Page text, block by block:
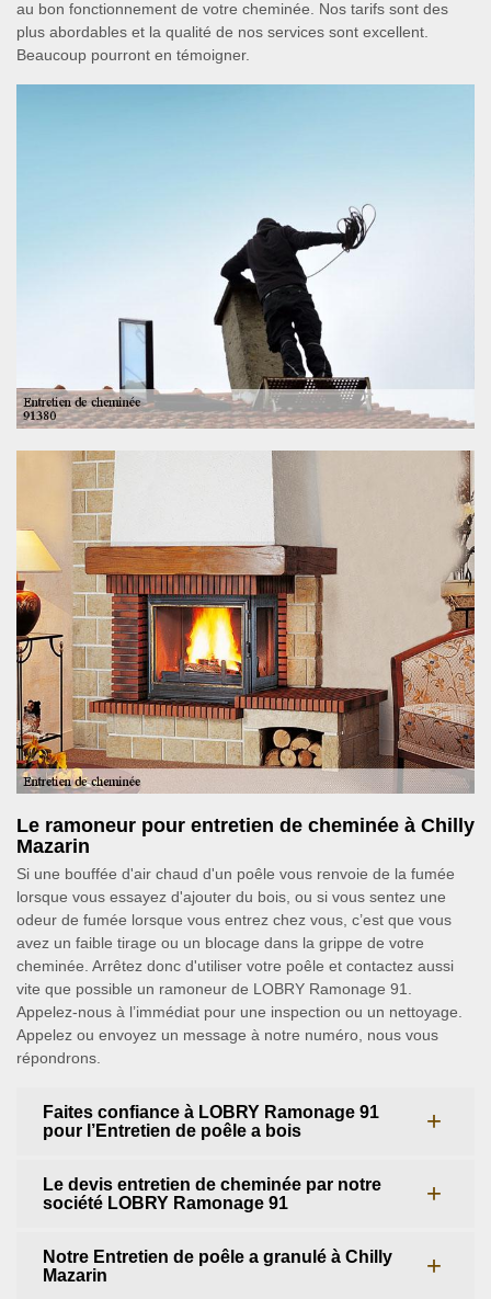
au bon fonctionnement de votre cheminée. Nos tarifs sont des
plus abordables et la qualité de nos services sont excellent.
Beaucoup pourront en témoigner.
Le ramoneur pour entretien de cheminée à Chilly
Mazarin
Si une bouffée d'air chaud d'un poêle vous renvoie de la fumée
lorsque vous essayez d'ajouter du bois, ou si vous sentez une
odeur de fumée lorsque vous entrez chez vous, c’est que vous
avez un faible tirage ou un blocage dans la grippe de votre
cheminée. Arrêtez donc d'utiliser votre poêle et contactez aussi
vite que possible un ramoneur de LOBRY Ramonage 91.
Appelez-nous à l’immédiat pour une inspection ou un nettoyage.
Appelez ou envoyez un message à notre numéro, nous vous
répondrons.
Faites confiance à LOBRY Ramonage 91
pour l’Entretien de poêle a bois
Le devis entretien de cheminée par notre
société LOBRY Ramonage 91
Notre Entretien de poêle a granulé à Chilly
Mazarin